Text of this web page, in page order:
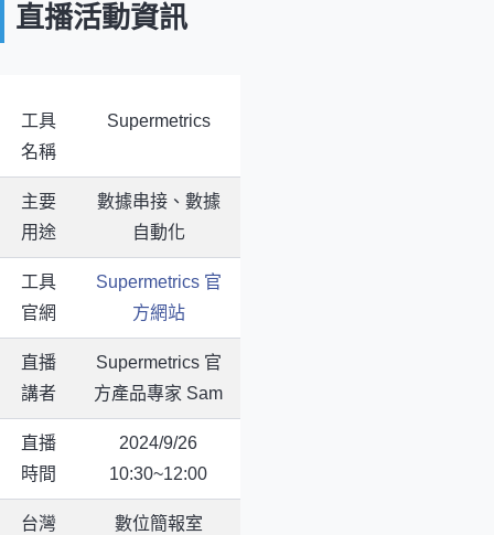
直播活動資訊
工具
名稱
Supermetrics
主要
用途
數據串接、數據
自動化
工具
官網
Supermetrics 官
方網站
直播
講者
Supermetrics 官
方產品專家 Sam
直播
時間
2024/9/26
10:30~12:00
台灣
數位簡報室